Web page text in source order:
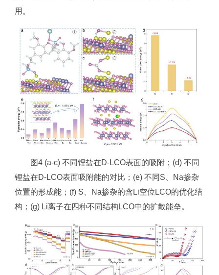
用。
图4 (a-c) 不同锂盐在D-LCO表面的吸附；(d) 不同
锂盐在D-LCO表面吸附能的对比；(e) 不同S、Na掺杂
位置的形成能；(f) S、Na掺杂的含Li空位LCO的优化结
构；(g) Li离子在四种不同结构LCO中的扩散能垒。